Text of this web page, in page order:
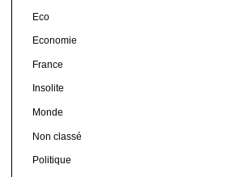
Eco
Economie
France
Insolite
Monde
Non classé
Politique